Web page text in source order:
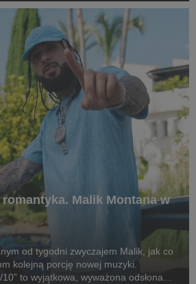
romantyka. Malik Montana w
od tygodni zwyczajem Malik, jak co
kolejną porcję nowej muzyki.
to wyjątkowa, wyważona odsłona